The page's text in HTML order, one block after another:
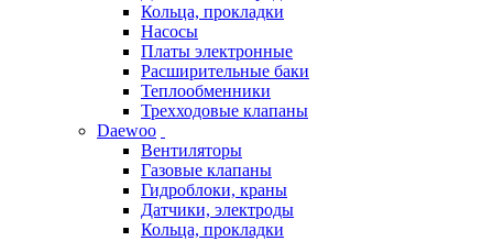
Кольца, прокладки
Насосы
Платы электронные
Расширительные баки
Теплообменники
Трехходовые клапаны
Daewoo
Вентиляторы
Газовые клапаны
Гидроблоки, краны
Датчики, электроды
Кольца, прокладки